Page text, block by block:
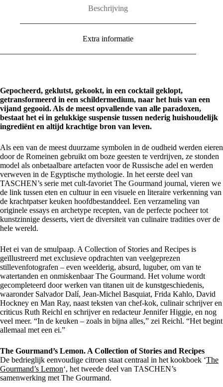
Beschrijving
Extra informatie
Gepocheerd, geklutst, gekookt, in een cocktail geklopt,
getransformeerd in een schildermedium, naar het huis van een
vijand gegooid. Als de meest opvallende van alle paradoxen,
bestaat het ei in gelukkige suspensie tussen nederig huishoudelijk
ingrediënt en altijd krachtige bron van leven.
Als een van de meest duurzame symbolen in de oudheid werden eieren
door de Romeinen gebruikt om boze geesten te verdrijven, ze stonden
model als onbetaalbare artefacten voor de Russische adel en werden
verweven in de Egyptische mythologie. In het eerste deel van
TASCHEN’s serie met cult-favoriet The Gourmand journal, vieren we
de link tussen eten en cultuur in een visuele en literaire verkenning van
de krachtpatser keuken hoofdbestanddeel. Een verzameling van
originele essays en archetype recepten, van de perfecte pocheer tot
kunstzinnige desserts, viert de diversiteit van culinaire tradities over de
hele wereld.
Het ei van de smulpaap. A Collection of Stories and Recipes is
geïllustreerd met exclusieve opdrachten van veelgeprezen
stillevenfotografen – even weelderig, absurd, luguber, om van te
watertanden en onmiskenbaar The Gourmand. Het volume wordt
gecompleteerd door werken van titanen uit de kunstgeschiedenis,
waaronder Salvador Dalí, Jean-Michel Basquiat, Frida Kahlo, David
Hockney en Man Ray, naast teksten van chef-kok, culinair schrijver en
criticus Ruth Reichl en schrijver en redacteur Jennifer Higgie, en nog
veel meer. “In de keuken – zoals in bijna alles,” zei Reichl. “Het begint
allemaal met een ei.”
The Gourmand’s Lemon. A Collection of Stories and Recipes
De bedrieglijk eenvoudige citroen staat centraal in het kookboek ‘The
Gourmand’s Lemon‘, het tweede deel van TASCHEN’s
samenwerking met The Gourmand.